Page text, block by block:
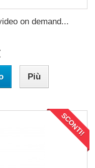
on demand...
Più
SCONTI!